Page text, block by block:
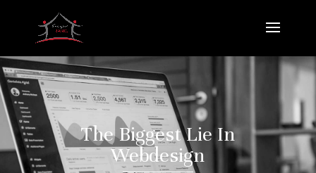
The Biggest Lie In
Webdesign